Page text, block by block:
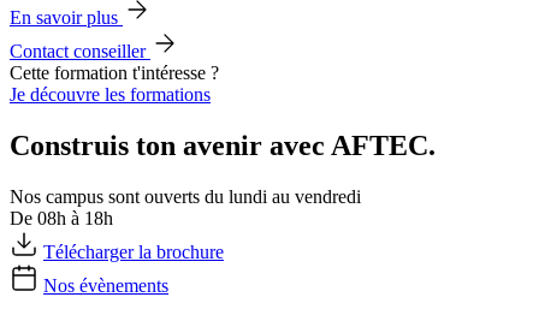
En savoir plus
Contact conseiller
Cette formation t'intéresse ?
Je découvre les formations
Construis ton avenir avec AFTEC.
Nos campus sont ouverts du lundi au vendredi
De 08h à 18h
Télécharger la brochure
Nos évènements